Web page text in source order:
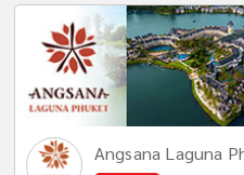
Angsana Laguna